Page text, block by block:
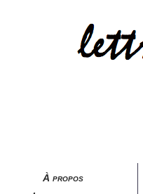
À propos